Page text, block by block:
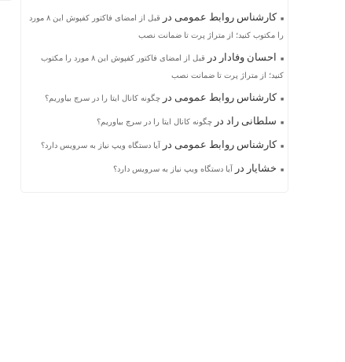
کارشناس روابط عمومی در
قبل از امضای فاکتور کفپوش این ۸ مورد
را مکتوب کنید؛ از متراژ پرت تا ضمانت نصب
احسان وفادار در
قبل از امضای فاکتور کفپوش این ۸ مورد را مکتوب
کنید؛ از متراژ پرت تا ضمانت نصب
کارشناس روابط عمومی در چگونه کانال ایتا را در سرچ بیاوریم؟
سلطانی راد در چگونه کانال ایتا را در سرچ بیاوریم؟
کارشناس روابط عمومی در آیا دستگاه ویپ نیاز به سرویس دارد؟
خشایار در آیا دستگاه ویپ نیاز به سرویس دارد؟